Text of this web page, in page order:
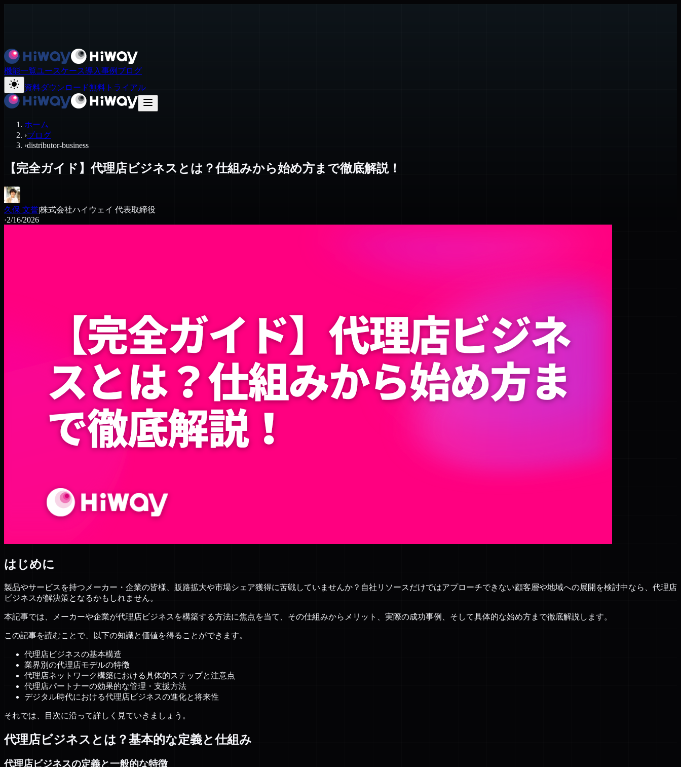
機能一覧ユースケース導入事例 ブログ
資料ダウンロード無料トライアル
ホーム
›ブログ
›distributor-business
【完全ガイド】代理店ビジネスとは？仕組みから始め方まで徹底解説！
久保 文誉|株式会社ハイウェイ 代表取締役
·2/16/2026
はじめに
製品やサービスを持つメーカー・企業の皆様、販路拡大や市場シェア獲得に苦戦していませんか？自社リソースだけではアプローチできない顧客層や地域への展開を検討中なら、代理店
ビジネスが解決策となるかもしれません。
本記事では、メーカーや企業が代理店ビジネスを構築する方法に焦点を当て、その仕組みからメリット、実際の成功事例、そして具体的な始め方まで徹底解説します。
この記事を読むことで、以下の知識と価値を得ることができます。
代理店ビジネスの基本構造
業界別の代理店モデルの特徴
代理店ネットワーク構築における具体的ステップと注意点
代理店パートナーの効果的な管理・支援方法
デジタル時代における代理店ビジネスの進化と将来性
それでは、目次に沿って詳しく見ていきましょう。
代理店ビジネスとは？基本的な定義と仕組み
代理店ビジネスの定義と一般的な特徴